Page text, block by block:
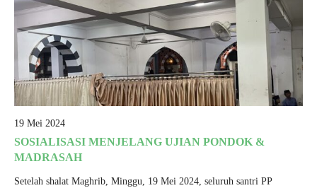
19 Mei 2024
SOSIALISASI MENJELANG UJIAN PONDOK &
MADRASAH
Setelah shalat Maghrib, Minggu, 19 Mei 2024, seluruh santri PP